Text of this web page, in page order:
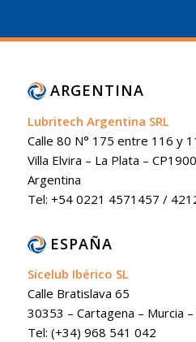
ARGENTINA
Lubritech Argentina SRL
Calle 80 N° 175 entre 116 y
Villa Elvira – La Plata –
Argentina
Tel: +54 0221 4571457 /
ESPAÑA
Sicelub Ibérico SL
Calle Bratislava 65
30353 – Cartagena – Murcia –
Tel: (+34) 968 541 042